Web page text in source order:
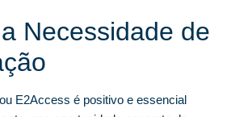
Necessidade de
E2Access é positivo e essencial